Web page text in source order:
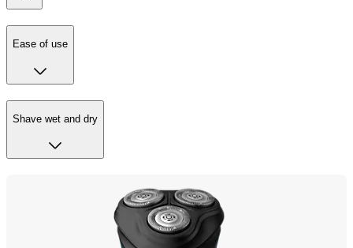
Ease of use
Shave wet and dry